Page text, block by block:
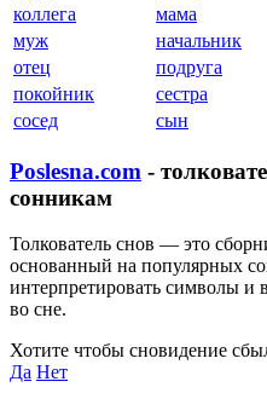
коллега
мама
муж
начальник
отец
подруга
покойник
сестра
сосед
сын
Poslesna.com -
сонникам
Толкователь снов — это
основанный на популярных
интерпретировать символы
во сне.
Хотите чтобы сновидение
Да Нет